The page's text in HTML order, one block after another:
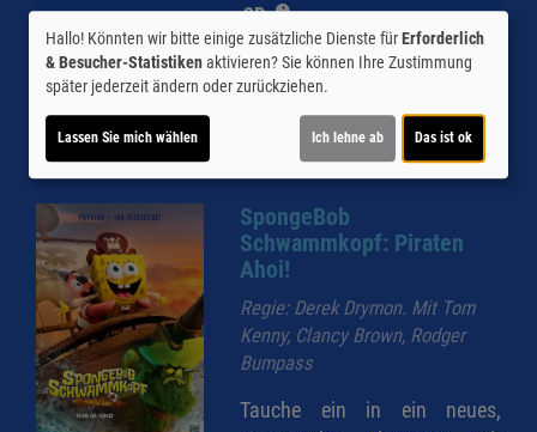
2D
16:30
Für Tickets auf die Uhrzeit klicken.
SpongeBob
Schwammkopf: Piraten
Ahoi!
Regie: Derek Drymon. Mit Tom
Kenny, Clancy Brown, Rodger
Bumpass
Tauche ein in ein neues,
Hallo! Könnten wir bitte einige zusätzliche Dienste fürErforderlich
& Besucher-Statistikenaktivieren? Sie können Ihre Zustimmung
später jederzeit ändern oder zurückziehen.
Lassen Sie mich wählen Ich lehne ab Das ist ok